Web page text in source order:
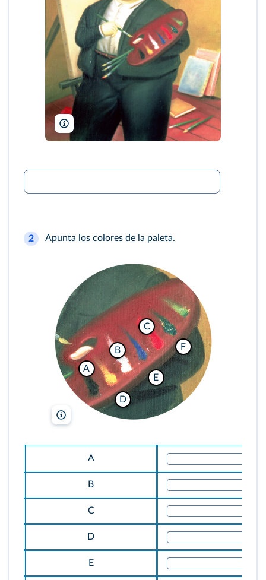
Private Collection/James Goodman Gallery, New York, USA/
2 Apunta los colores de la paleta.
A
B
C
D
E
F
Private Collection/James Goodman Gallery, New York, USA/
A
B
C
D
E